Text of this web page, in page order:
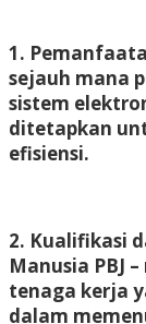
1.
sejauh mana
sistem
ditetapkan
efisiensi.
2. Kualifikasi
Manusia PBJ
tenaga kerja
dalam